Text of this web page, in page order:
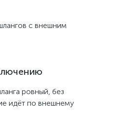
с внешним
ровный, без
идёт по внешнему